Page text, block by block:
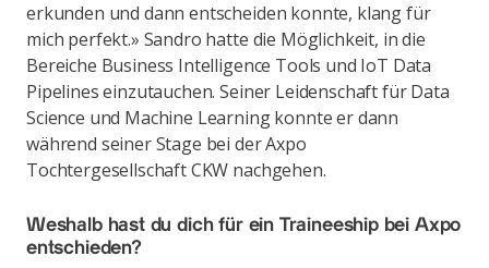
erkunden und dann entscheiden konnte, klang für
mich perfekt.» Sandro hatte die Möglichkeit, in die
Bereiche Business Intelligence Tools und IoT Data
Pipelines einzutauchen. Seiner Leidenschaft für Data
Science und Machine Learning konnte er dann
während seiner Stage bei der Axpo
Tochtergesellschaft CKW nachgehen.
Weshalb hast du dich für ein Traineeship bei Axpo
entschieden?